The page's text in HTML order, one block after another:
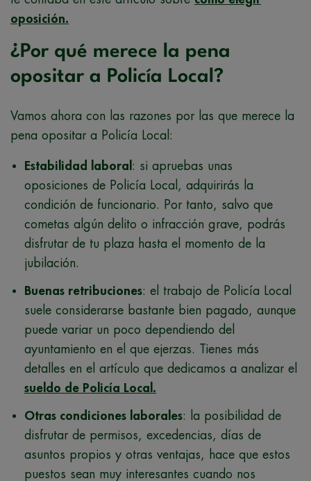
oposición.
¿Por qué merece la pena
opositar a Policía Local?
Vamos ahora con las razones por las que merece la
pena opositar a Policía Local:
Estabilidad laboral : si apruebas unas
oposiciones de Policía Local, adquirirás la
condición de funcionario. Por tanto, salvo que
cometas algún delito o infracción grave, podrás
disfrutar de tu plaza hasta el momento de la
jubilación.
Buenas retribuciones: el trabajo de Policía Local
suele considerarse bastante bien pagado, aunque
puede variar un poco dependiendo del
ayuntamiento en el que ejerzas. Tienes más
detalles en el artículo que dedicamos a analizar el
sueldo de Policía Local.
Otras condiciones laborales: la posibilidad de
disfrutar de permisos, excedencias, días de
asuntos propios y otras ventajas, hace que estos
puestos sean muy interesantes cuando nos